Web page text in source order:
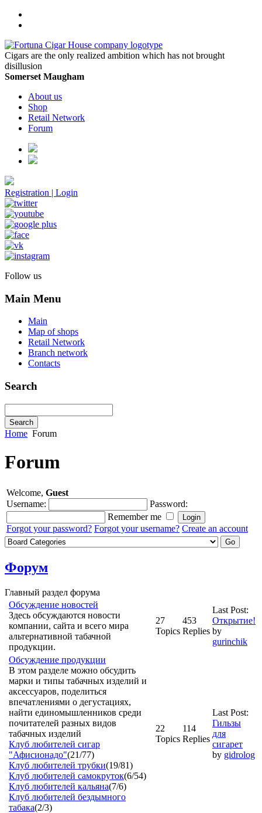
Cigars are the only realized ambition which has not brought
disillusion
Somerset Maugham
About us
Shop
Retail Network
Forum
Registration | Login
Follow us
Main Menu
Main
Map of shops
Retail Network
Branch network
Contacts
Search
Home Forum
Forum
Welcome, Guest
Username:
Password:
Remember me
Forgot your password? Forgot your username? Create an account
Форум
Главный раздел форума
Обсуждение новостей
Здесь обсуждаются новости
компании, сайта и всего мира
альтернативной табачной
продукции.
27
Topics
453
Replies
Last Post:
Открытие!
by
gurinchik
Обсуждение продукции
В этом разделе можно обсудить
марки и типы табачных изделий и
аксессуаров, поделиться
впечатлениями о дегустациях,
найти единомышленников среди
почитателей разных видов
табачных изделий
Клуб любителей сигар
"Афисионадо"(21/77)
Клуб любителей трубки(19/81)
Клуб любителей самокруток(6/54)
Клуб любителей кальяна(7/6)
Клуб любителей бездымного
табака(2/3)
22
Topics
114
Replies
Last Post:
Гильзы
для
сигарет
by gidrolog